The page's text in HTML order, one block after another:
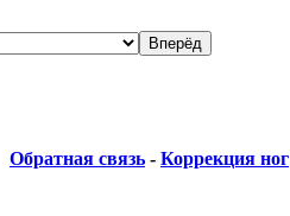
Обратная связь - Коррекция ног